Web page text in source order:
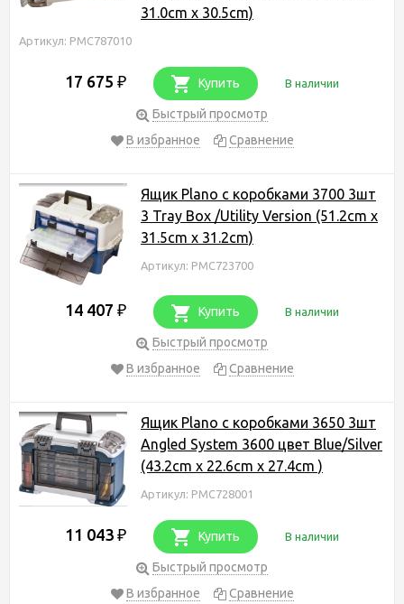
31.0cm x 30.5cm)
Артикул: PMC787010
17 675 ₽ Купить В наличии
Быстрый просмотр
В избранное
Сравнение
Ящик Plano с коробками 3700 3шт
3 Tray Box /Utility Version (51.2cm x
31.5cm x 31.2cm)
Артикул: PMC723700
14 407 ₽ Купить В наличии
Быстрый просмотр
В избранное
Сравнение
Ящик Plano с коробками 3650 3шт
Angled System 3600 цвет Blue/Silver
(43.2cm x 22.6cm x 27.4cm )
Артикул: PMC728001
11 043 ₽ Купить В наличии
Быстрый просмотр
В избранное
Сравнение